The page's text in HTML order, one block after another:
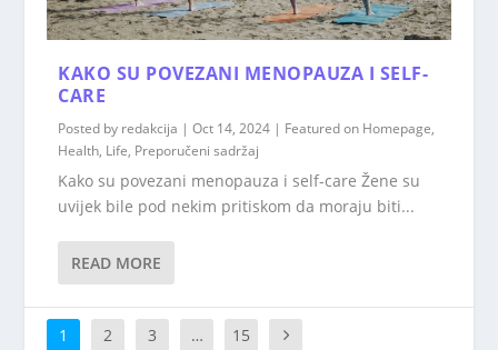
KAKO SU POVEZANI MENOPAUZA I SELF-
CARE
Posted by redakcija |Oct 14, 2024 | Featured on Homepage,
Health, Life, Preporučeni sadržaj
Kako su povezani menopauza i self-care Žene su
uvijek bile pod nekim pritiskom da moraju biti...
READ MORE
1 2 3 … 15